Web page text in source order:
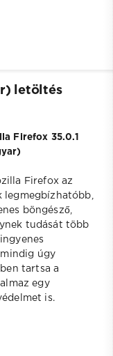
letöltés
Firefox 35.0.1
Firefox az
legmegbízhatóbb,
böngésző,
tudását több
úgy
tartsa a
egy
is.